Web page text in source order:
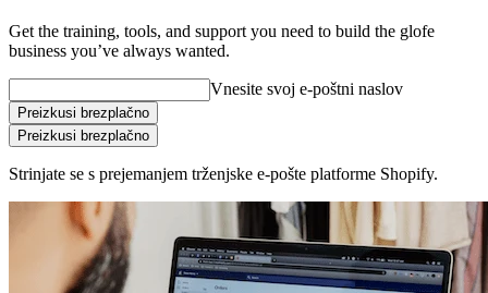
Get the training, tools, and support you need to build the glofe
business you’ve always wanted.
Vnesite svoj e-poštni naslov
Preizkusi brezplačno
Preizkusi brezplačno
Strinjate se s prejemanjem trženjske e-pošte platforme Shopify.